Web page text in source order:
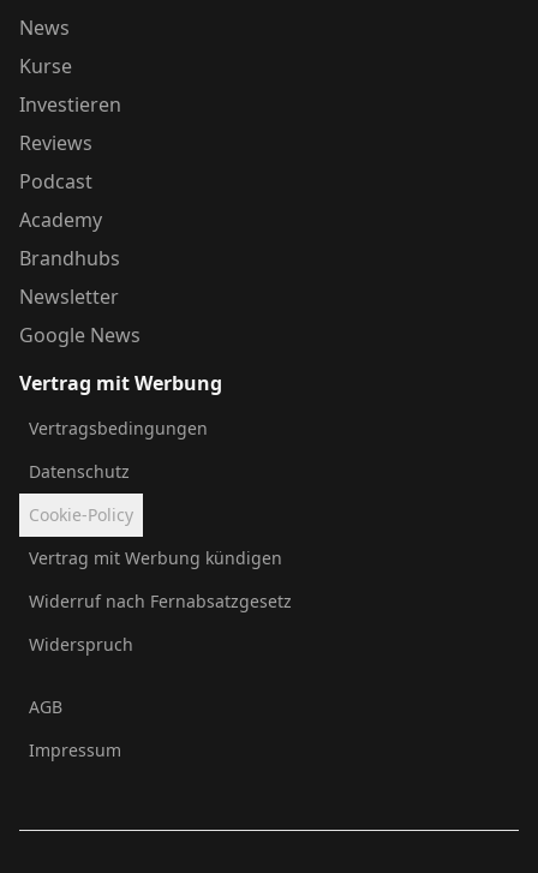
News
Kurse
Investieren
Reviews
Podcast
Academy
Brandhubs
Newsletter
Google News
Vertrag mit Werbung
Vertragsbedingungen
Datenschutz
Cookie-Policy
Vertrag mit Werbung kündigen
Widerruf nach Fernabsatzgesetz
Widerspruch
AGB
Impressum